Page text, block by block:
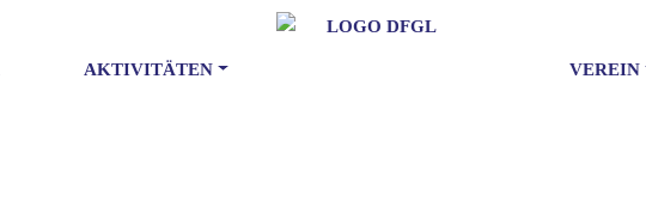
AKTIVITÄTEN VEREIN